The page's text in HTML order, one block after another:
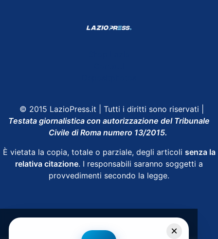
© 2015 LazioPress.it | Tutti i diritti sono riservati |
Testata giornalistica con autorizzazione del Tribunale
Civile di Roma numero 13/2015.
È vietata la copia, totale o parziale, degli articoli senza la
relativa citazione. I responsabili saranno soggetti a
provvedimenti secondo la legge.
×